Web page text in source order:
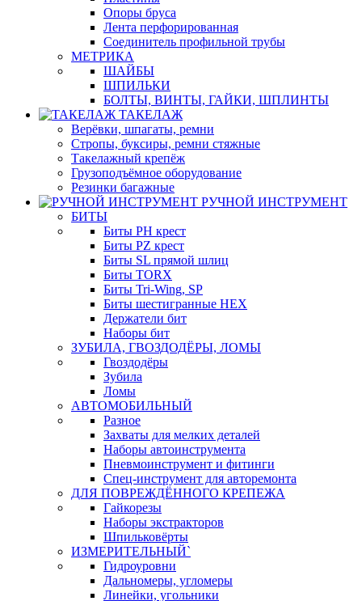
Опоры бруса
Лента перфорированная
Соединитель профильной трубы
МЕТРИКА
ШАЙБЫ
ШПИЛЬКИ
БОЛТЫ, ВИНТЫ, ГАЙКИ, ШПЛИНТЫ
ТАКЕЛАЖ
Верёвки, шпагаты, ремни
Стропы, буксиры, ремни стяжные
Такелажный крепёж
Грузоподъёмное оборудование
Резинки багажные
РУЧНОЙ ИНСТРУМЕНТ
БИТЫ
Биты PH крест
Биты PZ крест
Биты SL прямой шлиц
Биты TORX
Биты Tri-Wing, SP
Биты шестигранные HEX
Держатели бит
Наборы бит
ЗУБИЛА, ГВОЗДОДЁРЫ, ЛОМЫ
Гвоздодёры
Зубила
Ломы
АВТОМОБИЛЬНЫЙ
Разное
Захваты для мелких деталей
Наборы автоинструмента
Пневмоинструмент и фитинги
Спец-инструмент для авторемонта
ДЛЯ ПОВРЕЖДЁННОГО КРЕПЕЖА
Гайкорезы
Наборы экстракторов
Шпильковёрты
ИЗМЕРИТЕЛЬНЫЙ`
Гидроуровни
Дальномеры, угломеры
Линейки, угольники